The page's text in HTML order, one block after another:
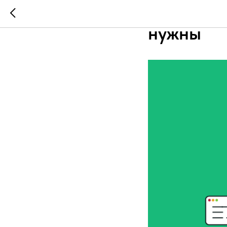
Что
нужны